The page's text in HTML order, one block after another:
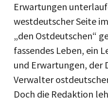
Erwartungen
westdeutscher Seite
„den Ostdeutschen“
fassendes Leben, ein
und Erwartungen, der
Verwalter
Doch die Redaktion